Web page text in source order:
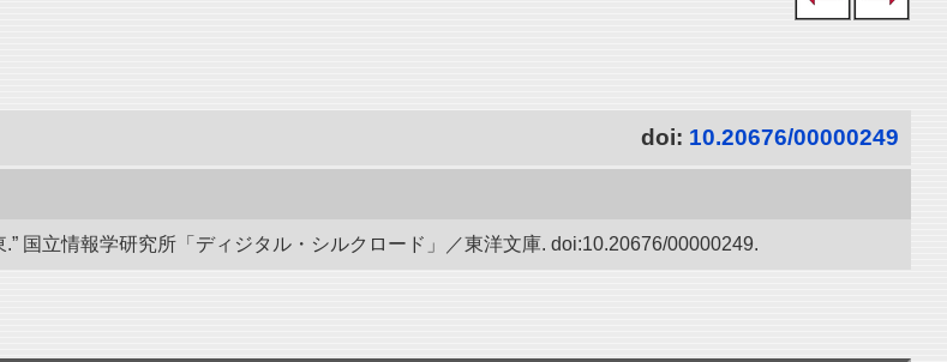
doi: 10.20676/00000249
国立情報学研究所「ディジタル・シルクロード」／東洋文庫. doi:10.20676/00000249.